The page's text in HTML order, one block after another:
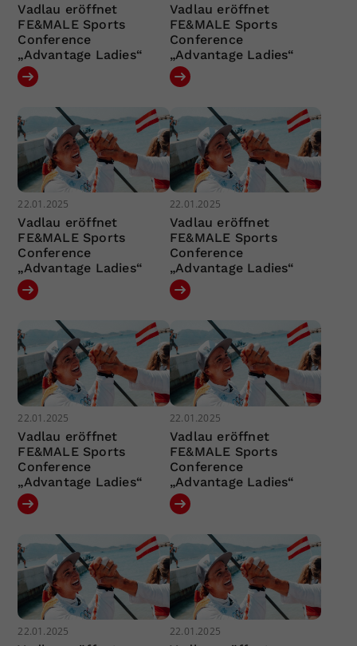
Vadlau eröffnet
FE&MALE Sports
Conference
„Advantage Ladies“
Vadlau eröffnet
FE&MALE Sports
Conference
„Advantage Ladies“
22.01.2025
Vadlau eröffnet
FE&MALE Sports
Conference
„Advantage Ladies“
22.01.2025
Vadlau eröffnet
FE&MALE Sports
Conference
„Advantage Ladies“
22.01.2025
Vadlau eröffnet
FE&MALE Sports
Conference
„Advantage Ladies“
22.01.2025
Vadlau eröffnet
FE&MALE Sports
Conference
„Advantage Ladies“
22.01.2025 22.01.2025